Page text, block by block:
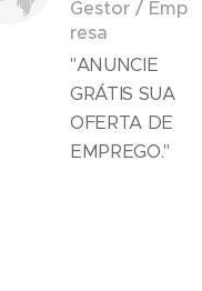
Gestor / Emp
resa
"ANUNCIE
GRÁTIS SUA
OFERTA DE
EMPREGO."